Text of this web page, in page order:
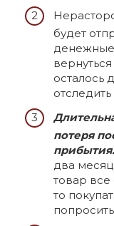
будет
денежные
осталось
отследить
потеря
прибытия.
два
товар
то